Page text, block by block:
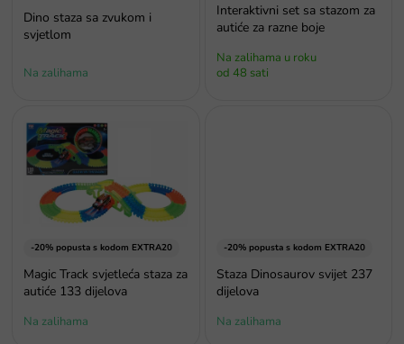
Dino staza sa zvukom i
svjetlom
Na zalihama
Interaktivni set sa stazom za
autiće za razne boje
Na zalihama u roku
od 48 sati
-20% popusta s kodom EXTRA20
Magic Track svjetleća staza za
autiće 133 dijelova
Na zalihama
-20% popusta s kodom EXTRA20
Staza Dinosaurov svijet 237
dijelova
Na zalihama